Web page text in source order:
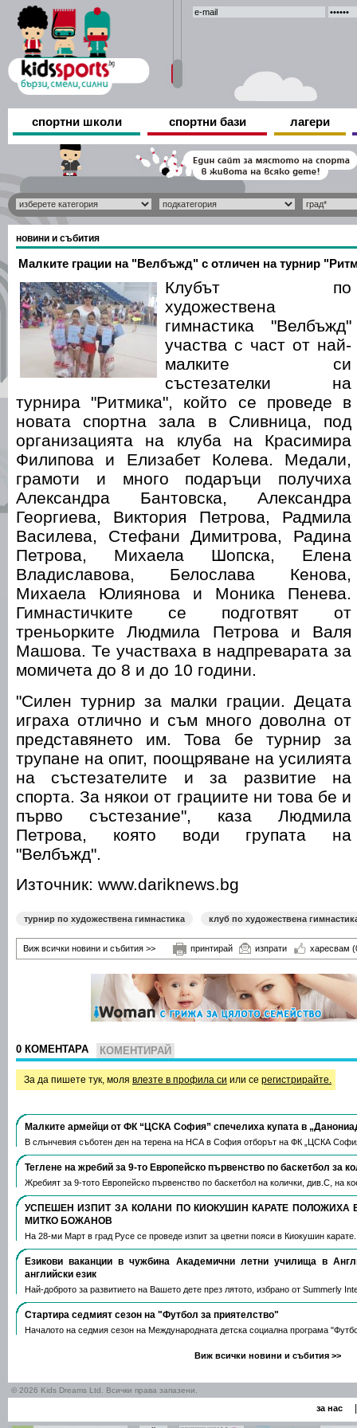
спортни школи спортни бази лагери
новини и събития
Малките грации на "Велбъжд" с отличен на турнир
Клубът по
художествена
гимнастика "Велбъжд"
участва с част от най-
малките си
състезателки на
турнира "Ритмика", който се проведе в
новата спортна зала в Сливница, под
организацията на клуба на Красимира
Филипова и Елизабет Колева. Медали,
грамоти и много подаръци получиха
Александра Бантовска, Александра
Георгиева, Виктория Петрова, Радмила
Василева, Стефани Димитрова, Радина
Петрова, Михаела Шопска, Елена
Владиславова, Белослава Кенова,
Михаела Юлиянова и Моника Пенева.
Гимнастичките се подготвят от
треньорките Людмила Петрова и Валя
Машова. Те участваха в надпреварата за
момичета до 8 и до 10 години.
"Силен турнир за малки грации. Децата
играха отлично и съм много доволна от
представянето им. Това бе турнир за
трупане на опит, поощряване на усилията
на състезателите и за развитие на
спорта. За някои от грациите ни това бе и
първо състезание", каза Людмила
Петрова, която води групата на
"Велбъжд".
Източник: www.dariknews.bg
турнир по художествена гимнастика клуб по художествена
Виж всички новини и събития >> принтирай изпрати харесвам
0 КОМЕНТАРА КОМЕНТИРАЙ
За да пишете тук, моля влезте в профила си или се регистрирайте.
Малките армейци от ФК “ЦСКА София” спечелиха купата в
В слънчевия съботен ден на терена на НСА в София отборът на ФК „ЦСКА
Теглене на жребий за 9-то Европейско първенство по баскетбол за
Жребият за 9-тото Европейско първенство по баскетбол на колички, див.С, на
УСПЕШЕН ИЗПИТ ЗА КОЛАНИ ПО КИОКУШИН КАРАТЕ ПОЛОЖИХА
МИТКО БОЖАНОВ
На 28-ми Март в град Русе се проведе изпит за цветни пояси в Киокушин
Езикови ваканции​ в чужбина Академични летни училища в
английски език
Най-доброто за развитието на Вашето дете през лятото, избрано от Summerly
Стартира седмият сезон на "Футбол за приятелство"
Началото на седмия сезон на Международната детска социална програма
Виж всички новини и събития >>
© 2026 Kids Dreams Ltd. Всички права запазени.
за нас